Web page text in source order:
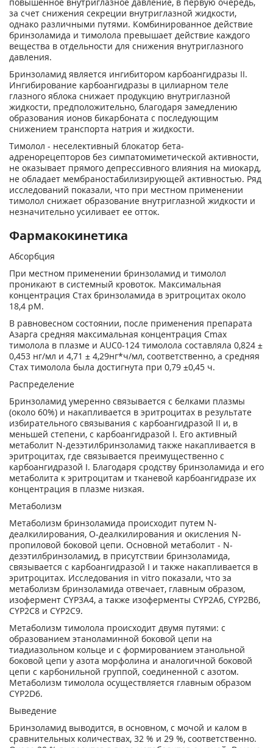
за счет снижения секреции внутриглазной жидкости,
однако различными путями. Комбинированное действие
бринзоламида и тимолола превышает действие каждого
вещества в отдельности для снижения внутриглазного
давления.
Бринзоламид является ингибитором карбоангидразы II.
Ингибирование карбоангидразы в цилиарном теле
глазного яблока снижает продукцию внутриглазной
жидкости, предположительно, благодаря замедлению
образования ионов бикарбоната с последующим
снижением транспорта натрия и жидкости.
Тимолол - неселективный блокатор бета-
адренорецепторов без симпатомиметической активности,
не оказывает прямого депрессивного влияния на миокард,
не обладает мембраностабилизирующей активностью. Ряд
исследований показали, что при местном применении
тимолол снижает образование внутриглазной жидкости и
незначительно усиливает ее отток.
Фармакокинетика
Абсорбция
При местном применении бринзоламид и тимолол
проникают в системный кровоток. Максимальная
концентрация Стах бринзоламида в эритроцитах около
18,4 рМ.
В равновесном состоянии, после применения препарата
Азарга средняя максимальная концентрация Сmах
тимолола в плазме и AUC0-124 тимолола составляла 0,824 ±
0,453 нг/мл и 4,71 ± 4,29нг*ч/мл, соответственно, а средняя
Стах тимолола была достигнута при 0,79 ±0,45 ч.
Распределение
Бринзоламид умеренно связывается с белками плазмы
(около 60%) и накапливается в эритроцитах в результате
избирательного связывания с карбоангидразой II и, в
меньшей степени, с карбоангидразой I. Его активный
метаболит N-дезэтилбринзоламид также накапливается в
эритроцитах, где связывается преимущественно с
карбоангидразой I. Благодаря сродству бринзоламида и его
метаболита к эритроцитам и тканевой карбоангидразе их
концентрация в плазме низкая.
Метаболизм
Метаболизм бринзоламида происходит путем N-
деалкилирования, О-деалкилирования и окисления N-
пропиловой боковой цепи. Основной метаболит - N-
дезэтилбринзоламид, в присутствии бринзоламида,
связывается с карбоангидразой I и также накапливается в
эритроцитах. Исследования in vitro показали, что за
метаболизм бринзоламида отвечает, главным образом,
изофермент CYP3A4, а также изоферменты CYP2A6, CYP2B6,
CYP2C8 и CYP2C9.
Метаболизм тимолола происходит двумя путями: с
образованием этаноламинной боковой цепи на
тиадиазольном кольце и с формированием этанольной
боковой цепи у азота морфолина и аналогичной боковой
цепи с карбонильной группой, соединенной с азотом.
Метаболизм тимолола осуществляется главным образом
CYP2D6.
Выведение
Бринзоламид выводится, в основном, с мочой и калом в
сравнительных количествах, 32 % и 29 %, соответственно.